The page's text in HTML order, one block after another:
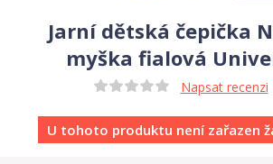
Jarní dětská čepička
myška fialová
Napsat recenzi
U tohoto produktu není zařazen